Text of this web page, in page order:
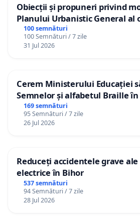
Obiecții și propuneri privind
Planului Urbanistic General al
100 semnături
100 Semnături / 7 zile
31 Jul 2026
Cerem Ministerului Educației
Semnelor și alfabetul Braille
Republica Moldova!
169 semnături
95 Semnături / 7 zile
26 Jul 2026
Reduceți accidentele grave
electrice în Bihor
537 semnături
94 Semnături / 7 zile
28 Jul 2026